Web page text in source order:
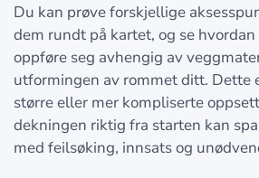
Du kan prøve forskjellige
dem rundt på kartet, og se
oppføre seg avhengig av
utformingen av rommet ditt. Dette
større eller mer kompliserte
dekningen riktig fra starten kan
med feilsøking, innsats og